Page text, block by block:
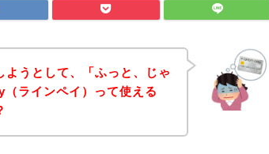
ようとして、「ふっと、じゃ
ラインペイ）って使える